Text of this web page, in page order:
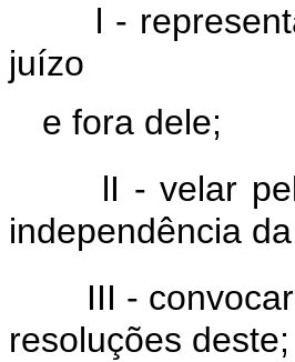
l -
juízo
e fora dele;
lI - velar
independência
III -
resoluções deste;